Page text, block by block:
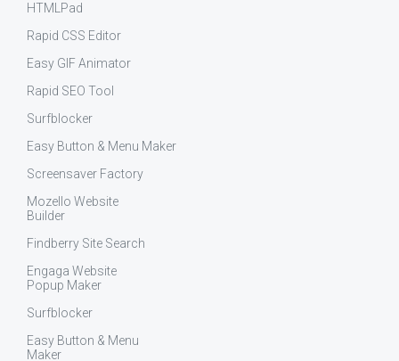
HTMLPad
Rapid CSS Editor
Easy GIF Animator
Rapid SEO Tool
Surfblocker
Easy Button & Menu Maker
Screensaver Factory
Mozello Website
Builder
Findberry Site Search
Engaga Website
Popup Maker
Surfblocker
Easy Button & Menu
Maker